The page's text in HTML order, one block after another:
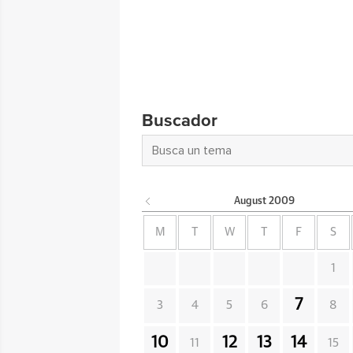
Buscador
August 2009
M W F S
1
3 4 5 6 7 8
10 11 12 13 14 15